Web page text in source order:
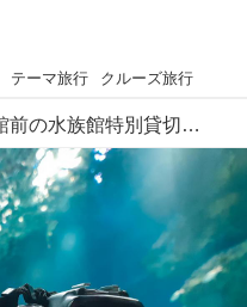
テーマ旅行 クルーズ旅行
＜開館前の水族館特別貸切＞マクセル アクアパーク品川の朝貸切ツアー！